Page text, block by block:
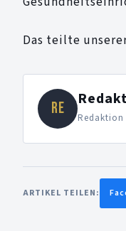
Das teilte
RE
ARTIKEL TEILEN: